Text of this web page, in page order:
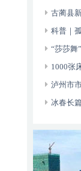
古蔺县
科普｜
少？
“莎莎舞
有，还可以
1000张
位于——
泸州市
动自行车
冰春长